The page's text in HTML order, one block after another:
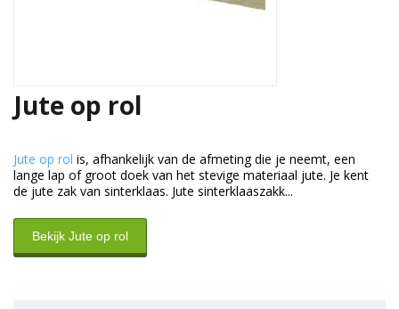
Jute op rol
Jute op rol is, afhankelijk van de afmeting die je neemt, een
lange lap of groot doek van het stevige materiaal jute. Je kent
de jute zak van sinterklaas. Jute sinterklaaszakk...
Bekijk Jute op rol